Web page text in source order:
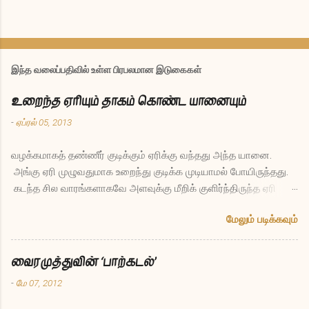
இந்த வலைப்பதிவில் உள்ள பிரபலமான இடுகைகள்
உறைந்த ஏரியும் தாகம் கொண்ட யானையும்
-ஏப்ரல் 05, 2013
வழக்கமாகத் தண்ணீர் குடிக்கும் ஏரிக்கு வந்தது அந்த யானை.
அங்கு ஏரி முழுவதுமாக உறைந்து குடிக்க முடியாமல் போயிருந்தது.
கடந்த சில வாரங்களாகவே அளவுக்கு மீறிக் குளிர்ந்திருந்த ஏரி
தாகத்துடனேயே திரும்பிச் சென்றுவிட்டது. சில மாதங்கள் கழித்து
மீண்டும் அதே ஏரிக்கு யானை வந்தது. அப்போதும் உறைந்தே இருந்த
ஏரியிடம் யானை கேட்டது, “எல்லோருடைய தாகத்தையும் தீர்க்கும்
புனிதமான பணி செய்யும் நீ இப்படி மாதக்கணக்கில் உறைந்து
போகலாமா, இது நியாயம்தானா?” என்று. ஏரி சொன்னது, “நியாயமா
மேலும் படிக்கவும்
வைரமுத்துவின் ‘பாற்கடல்’
- மே 07, 2012